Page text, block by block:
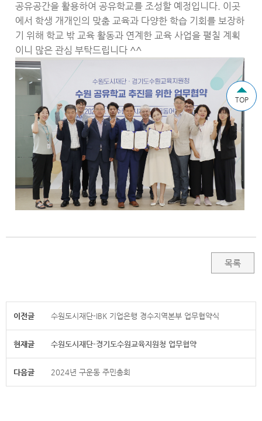
공유공간을 활용하여 공유학교를 조성할 예정입니다. 이곳
에서 학생 개개인의 맞춤 교육과 다양한 학습 기회를 보장하
기 위해 학교 밖 교육 활동과 연계한 교육 사업을 펼칠 계획
이니 많은 관심 부탁드립니다 ^^
목록
이전글 수원도시재단-IBK 기업은행 경수지역본부 업무협약식
현재글 수원도시재단-경기도수원교육지원청 업무협약
다음글 2024년 구운동 주민총회
TOP